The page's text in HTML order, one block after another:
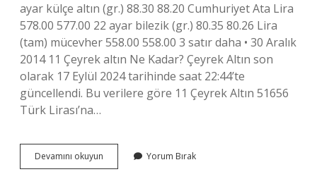
ayar külçe altın (gr.) 88.30 88.20 Cumhuriyet Ata Lira
578.00 577.00 22 ayar bilezik (gr.) 80.35 80.26 Lira
(tam) mücevher 558.00 558.00 3 satır daha • 30 Aralık
2014 11 Çeyrek altın Ne Kadar? Çeyrek Altın son
olarak 17 Eylül 2024 tarihinde saat 22:44’te
güncellendi. Bu verilere göre 11 Çeyrek Altın 51656
Türk Lirası’na…
Devamını okuyun
Yıl
Yorum Bırak